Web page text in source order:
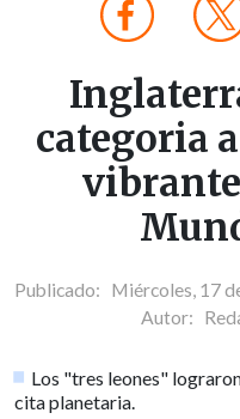
categoria
Publicado: Miércoles, 17
Autor:
Los "tres leones"
cita planetaria.